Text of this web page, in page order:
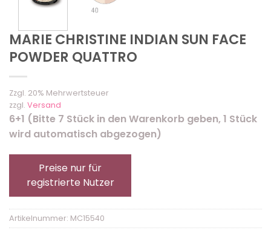
MARIE CHRISTINE INDIAN SUN FACE
POWDER QUATTRO
Zzgl. 20% Mehrwertsteuer
zzgl. Versand
6+1 (Bitte 7 Stück in den Warenkorb geben, 1 Stück
wird automatisch abgezogen)
Preise nur für
registrierte Nutzer
Artikelnummer: MC15540